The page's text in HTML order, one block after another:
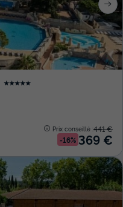
★★★★★
Prix conseillé :441 €
-16% 369 €